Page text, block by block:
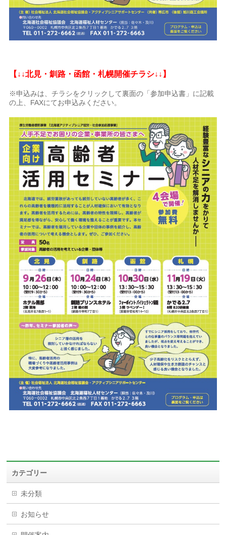
【↓↓北見・釧路・函館・札幌開催チラシ↓↓】
※申込みは、チラシをクリックして裏面の「参加申込書」に記載
の上、FAXにてお申込みください。
カテゴリー
未分類
お知らせ